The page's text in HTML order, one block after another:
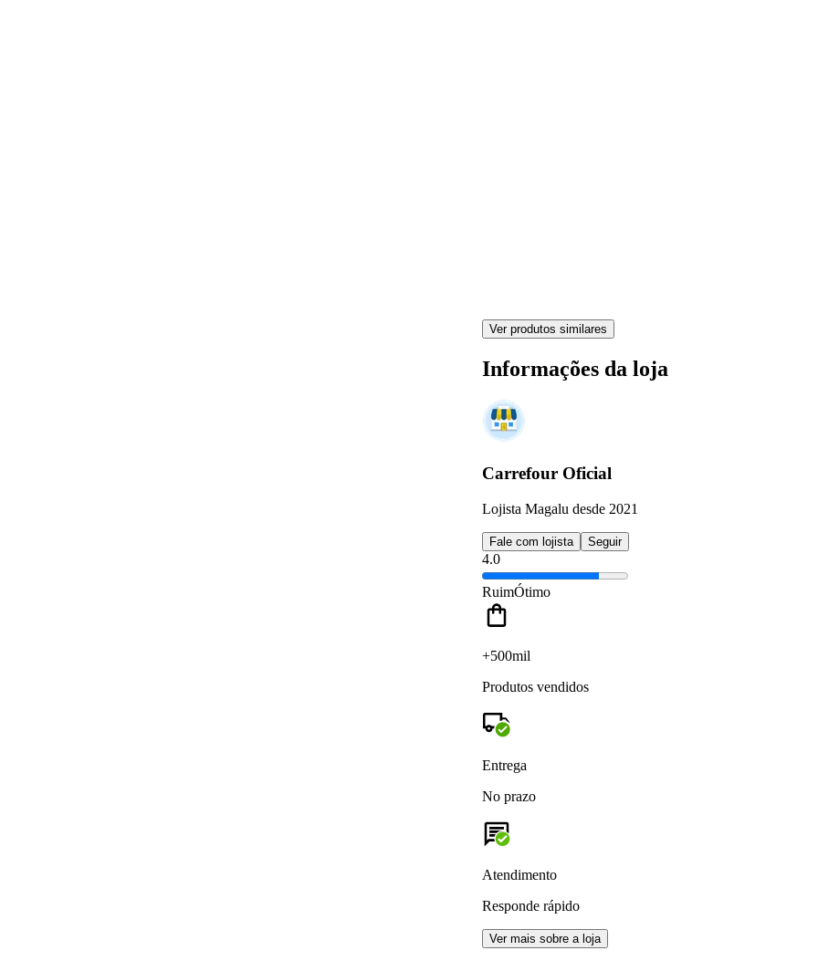
Ver produtos similares
Informações da loja
Carrefour Oficial
Lojista Magalu desde 2021
Fale com lojista Seguir
4.0
RuimÓtimo
+500mil
Produtos vendidos
Entrega
No prazo
Atendimento
Responde rápido
Ver mais sobre a loja